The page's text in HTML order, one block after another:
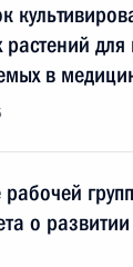
для
в
о развитии